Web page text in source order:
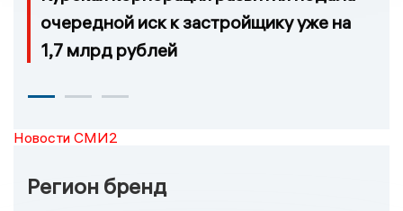
очередной иск к застройщику уже на
1,7 млрд рублей
Новости СМИ2
Регион бренд